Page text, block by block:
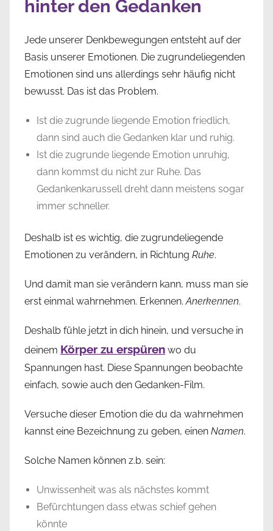
hinter den Gedanken
Jede unserer Denkbewegungen entsteht auf der
Basis unserer Emotionen. Die zugrundeliegenden
Emotionen sind uns allerdings sehr häufig nicht
bewusst. Das ist das Problem.
Ist die zugrunde liegende Emotion friedlich,
dann sind auch die Gedanken klar und ruhig.
Ist die zugrunde liegende Emotion unruhig,
dann kommst du nicht zur Ruhe. Das
Gedankenkarussell dreht dann meistens sogar
immer schneller.
Deshalb ist es wichtig, die zugrundeliegende
Emotionen zu verändern, in Richtung Ruhe.
Und damit man sie verändern kann, muss man sie
erst einmal wahrnehmen. Erkennen.Anerkennen.
Deshalb fühle jetzt in dich hinein, und versuche in
deinem Körper zu erspüren wo du
Spannungen hast. Diese Spannungen beobachte
einfach, sowie auch den Gedanken-Film.
Versuche dieser Emotion die du da wahrnehmen
kannst eine Bezeichnung zu geben, einen Namen.
Solche Namen können z.b. sein:
Unwissenheit was als nächstes kommt
Befürchtungen dass etwas schief gehen
könnte